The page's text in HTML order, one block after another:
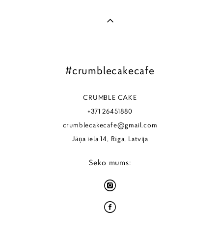
#crumblecakecafe
CRUMBLE CAKE
+371 26451880
crumblecakecafe@gmail.com
Jāņa iela 14, Rīga, Latvija
Seko mums: